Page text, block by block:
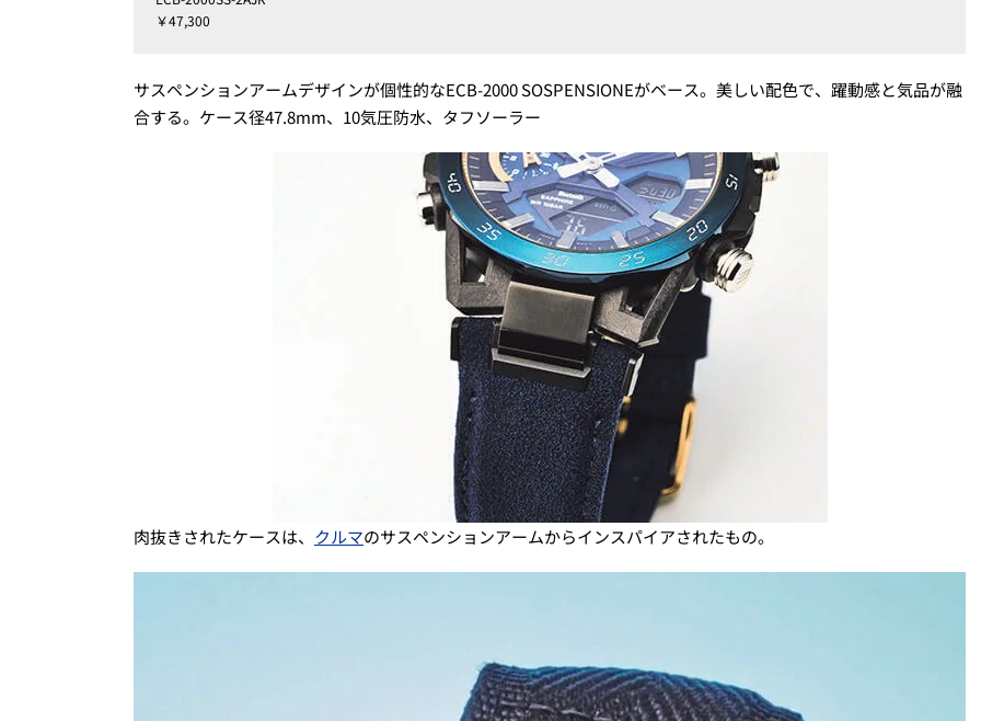
￥47,300
サスペンションアームデザインが個性的なECB-2000 SOSPENSIONEがベース。美しい配色で、躍動感と気品が融
合する。ケース径47.8mm、10気圧防水、タフソーラー
肉抜きされたケースは、 クルマのサスペンションアームからインスパイアされたもの。